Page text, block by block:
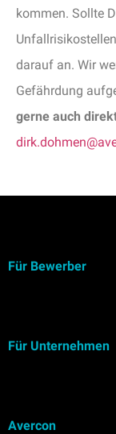
kommen. Sollte
darauf an. Wir
Gefährdung
gerne auch
Für Bewerber
Für Unternehmen
Avercon